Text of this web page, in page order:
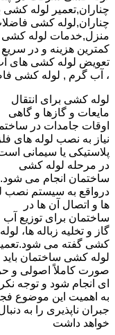
چناران,تعمیر لوله کشی
چناران,لوله کشی
منزل,خدمات لوله کشی
کمترین هزینه و در
تعویض لوله کشی های
، آب گرم , لوله کشی
لوله کشی برای انتقال
مایعات و گازها و گاهی
اوقات جامدات در
نیاز به نصب لوله های
پلاستیکی یا سیمانی
در مرحله لوله کشی
ساختمان انجام می شود.
درواقع به سیستم نصب
ها و اتصال آن ها در
ساختمان برای توزیع آب
گاز و تخلیه زباله ها، لوله
کشی گفته می
لوله کشی ساختمان باید
صورت کاملاً اصولی و
ای انجام شود و توجه
به اهمیت این موضوع
جبران ناپذیری را به
خواهد داشت